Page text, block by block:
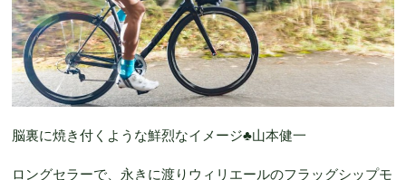
脳裏に焼き付くような鮮烈なイメージ♣︎山本健一
ロングセラーで、永きに渡りウィリエールのフラッグシップモ